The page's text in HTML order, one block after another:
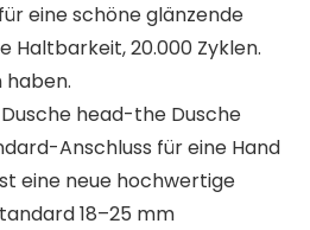
eine schöne glänzende
Haltbarkeit, 20.000 Zyklen.
haben.
head-the Dusche
Anschluss für eine Hand
eine neue hochwertige
18–25 mm